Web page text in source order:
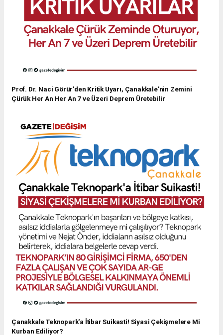
Prof. Dr. Naci Görür’den Kritik Uyarı, Çanakkale'nin Zemini
Çürük Her An Her An 7 ve Üzeri Deprem Üretebilir
Çanakkale Teknopark'a İtibar Suikasti! Siyasi Çekişmelere Mi
Kurban Ediliyor?